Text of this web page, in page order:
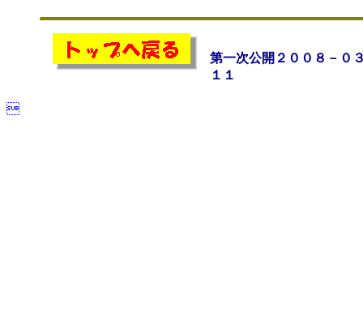
第一次公開２００８－０
１１
